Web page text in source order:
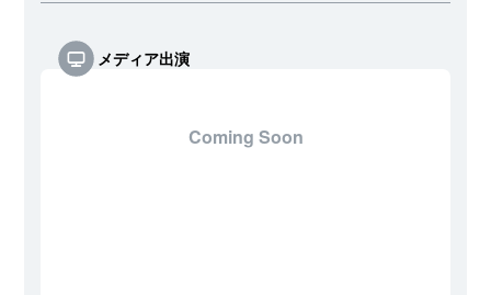
メディア出演
Coming Soon